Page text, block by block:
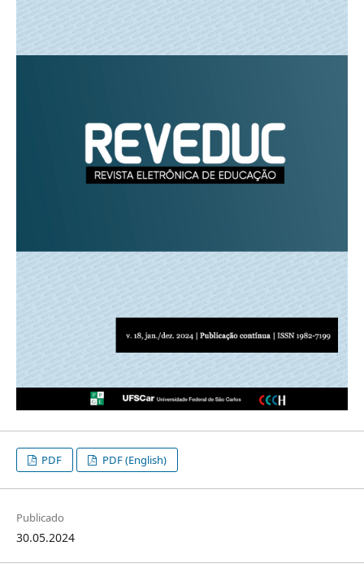
PDF PDF (English)
Publicado
30.05.2024